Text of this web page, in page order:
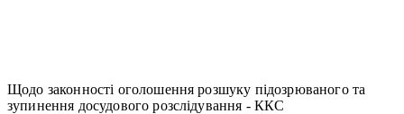
Щодо законності оголошення розшуку підозрюваного та
зупинення досудового розслідування - ККС